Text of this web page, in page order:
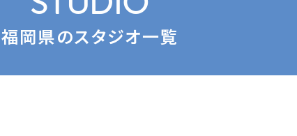
STUDIO
福岡県のスタジオ一覧